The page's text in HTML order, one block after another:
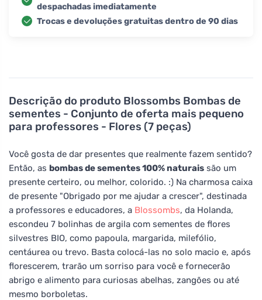
Descrição do produto Blossombs Bombas de
sementes - Conjunto de oferta mais pequeno
para professores - Flores (7 peças)
Você gosta de dar presentes que realmente fazem sentido?
Então, as bombas de sementes 100% naturais são um
presente certeiro, ou melhor, colorido. :) Na charmosa caixa
de presente "Obrigado por me ajudar a crescer", destinada
a professores e educadores, a Blossombs, da Holanda,
escondeu 7 bolinhas de argila com sementes de flores
silvestres BIO, como papoula, margarida, milefólio,
centáurea ou trevo. Basta colocá-las no solo macio e, após
florescerem, trarão um sorriso para você e fornecerão
abrigo e alimento para curiosas abelhas, zangões ou até
mesmo borboletas.
despachadas imediatamente
Trocas e devoluções gratuitas dentro de 90 dias